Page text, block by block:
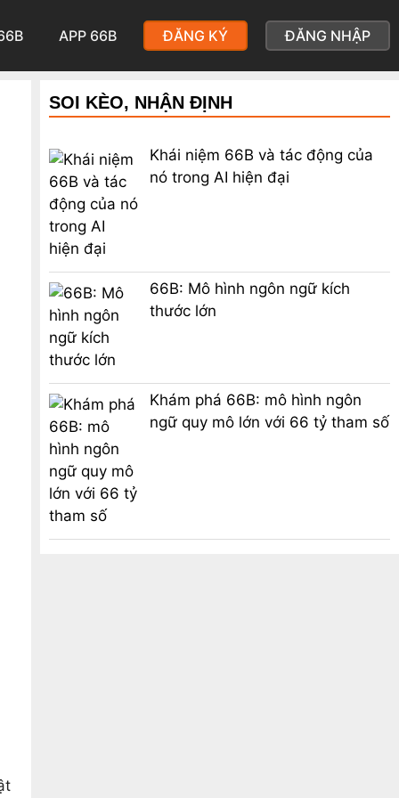
APP 66B ĐĂNG KÝ ĐĂNG NHẬP
SOI KÈO, NHẬN ĐỊNH
Khái niệm 66B và tác động của
nó trong AI hiện đại
66B: Mô hình ngôn ngữ kích
thước lớn
Khám phá 66B: mô hình ngôn
ngữ quy mô lớn với 66 tỷ tham số